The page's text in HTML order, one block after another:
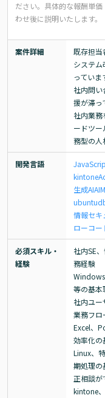
ださい。 具体的な報酬単
わせ後に説明いたします。
案件詳細
既存担当
システ
っていま
社内問
援が滞っ
社内業
ードツ
務型の人
開発言語
kintone
生成AIAI
ubuntu
情報セキ
ローコー
必須スキル・
経験
社内SE
務経験
等の基本
社内ユ
業務フロ
Excel、
効率化の
Linux、
期処理の
正相談が
kintone